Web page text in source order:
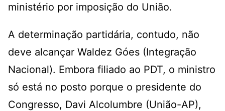
ministério por imposição do União.
A determinação partidária, contudo, não
deve alcançar Waldez Góes (Integração
Nacional). Embora filiado ao PDT, o ministro
só está no posto porque o presidente do
Congresso, Davi Alcolumbre (União-AP),